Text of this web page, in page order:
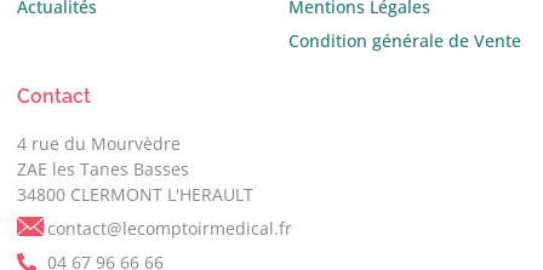
Actualités
Mentions Légales
Condition générale de Vente
Contact
4 rue du Mourvèdre
ZAE les Tanes Basses
34800 CLERMONT L'HERAULT
contact@lecomptoirmedical.fr
04 67 96 66 66